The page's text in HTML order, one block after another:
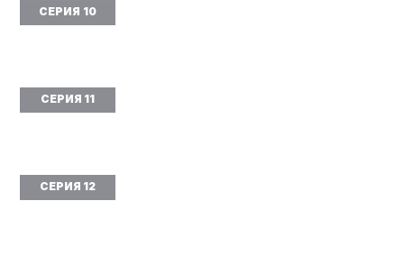
СЕРИЯ 10
СЕРИЯ 11
СЕРИЯ 12